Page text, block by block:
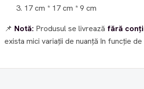
17 cm * 17 cm * 9 cm
📌 Notă: Produsul se livrează fără
exista mici variații de nuanță în funcție